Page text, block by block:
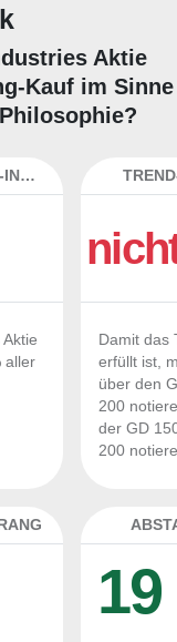
Aktie
Kauf im Sinne
RELATIVE-STÄRKE-INDEX
aller
Damit das
erfüllt ist,
über den
200
der GD
200